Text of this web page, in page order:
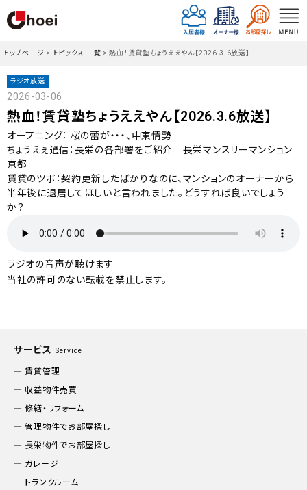
トップページ > トピックス 一覧 >熱血！賃貸塾ちょうええやん【2026.3.6放送】
ラジオ放送
2026-03-06
熱血！賃貸塾ちょうええやん【2026.3.6放送】
オープニング： 桜の蕾が・・・、中東情勢
ちょうえぇ通信：長栄の各部署をご紹介 長栄マンスリーマンション
京都
賃貸のツボ：契約更新したばかりなのに、マンションのオーナーから
半年後に退居してほしいと言われました。どうすれば良いでしょう
か？
ラジオの音声が聴けます
当社の許可のない転載を禁止します。
サービス Service
賃貸管理
収益物件売買
修繕・リフォーム
管理物件でお部屋探し
長栄物件でお部屋探し
ガレージ
トランクルーム